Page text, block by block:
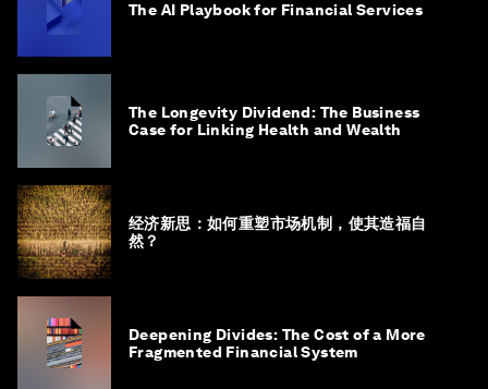
The AI Playbook for Financial Services
The Longevity Dividend: The Business
Case for Linking Health and Wealth
经济新思：如何重塑市场机制，使其造福自
然？
Deepening Divides: The Cost of a More
Fragmented Financial System